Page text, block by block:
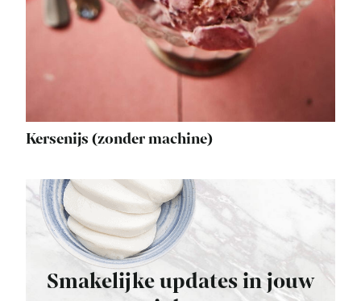
Kersenijs (zonder machine)
Smakelijke updates in jouw